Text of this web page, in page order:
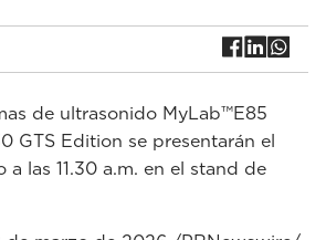
de ultrasonido MyLab™E85
GTS Edition se presentarán el
a las 11.30 a.m. en el stand de